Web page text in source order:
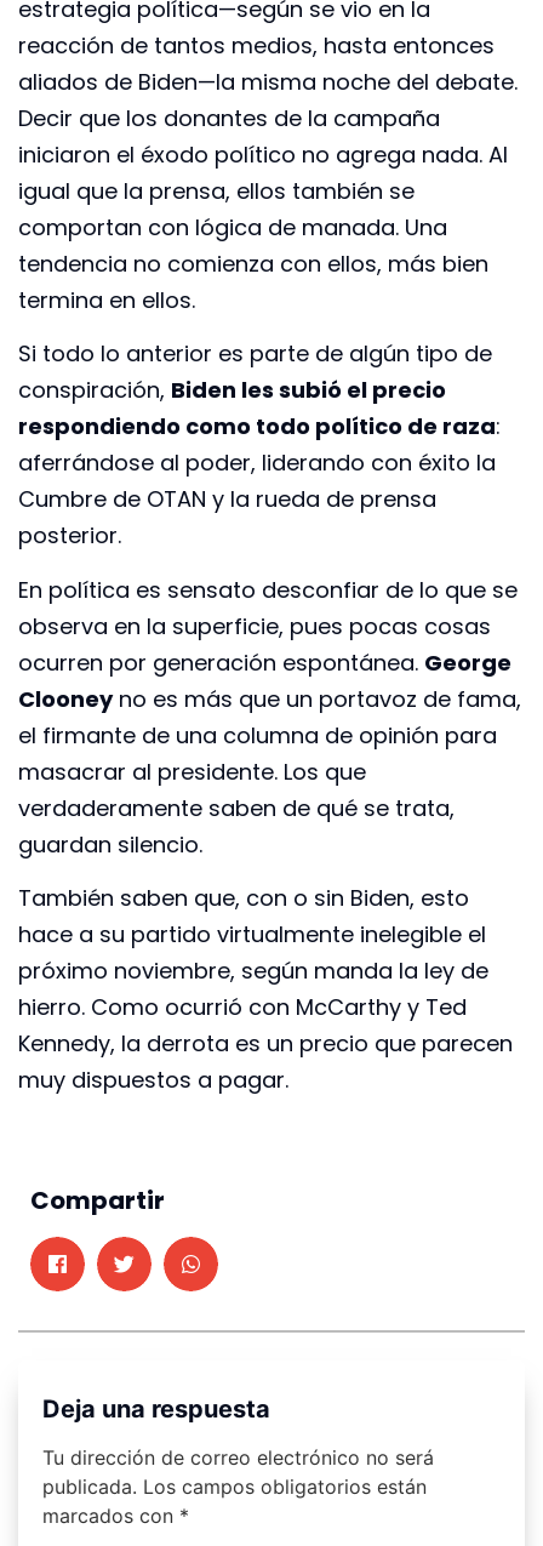
estrategia política—según se vio en la
reacción de tantos medios, hasta entonces
aliados de Biden—la misma noche del debate.
Decir que los donantes de la campaña
iniciaron el éxodo político no agrega nada. Al
igual que la prensa, ellos también se
comportan con lógica de manada. Una
tendencia no comienza con ellos, más bien
termina en ellos.
Si todo lo anterior es parte de algún tipo de
conspiración, Biden les subió el precio
respondiendo como todo político de raza:
aferrándose al poder, liderando con éxito la
Cumbre de OTAN y la rueda de prensa
posterior.
En política es sensato desconfiar de lo que se
observa en la superficie, pues pocas cosas
ocurren por generación espontánea. George
Clooneyno es más que un portavoz de fama,
el firmante de una columna de opinión para
masacrar al presidente. Los que
verdaderamente saben de qué se trata,
guardan silencio.
También saben que, con o sin Biden, esto
hace a su partido virtualmente inelegible el
próximo noviembre, según manda la ley de
hierro. Como ocurrió con McCarthy y Ted
Kennedy, la derrota es un precio que parecen
muy dispuestos a pagar.
Compartir
Deja una respuesta
Tu dirección de correo electrónico no será
publicada. Los campos obligatorios están
marcados con *